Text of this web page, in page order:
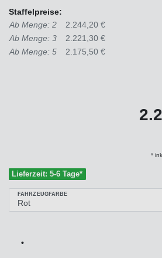
Staffelpreise:
Ab Menge: 2
2.244,20 €
Ab Menge: 3
2.221,30 €
Ab Menge: 5
2.175,50 €
*
Lieferzeit: 5-6 Tage*
FAHRZEUGFARBE
•